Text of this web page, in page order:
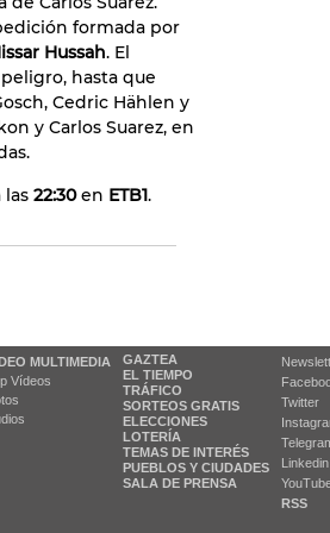
formada por
Hussah. El
hasta que
Cedric Hählen y
y Carlos Suarez, en
las 22:30en ETB1.
MULTIMEDIA
Vídeos
GAZTEA
EL TIEMPO
TRÁFICO
SORTEOS GRATIS
ELECCIONES
LOTERÍA
TEMAS DE INTERÉS
PUEBLOS Y CIUDADES
SALA DE PRENSA
Twitter
Linkedin
RSS